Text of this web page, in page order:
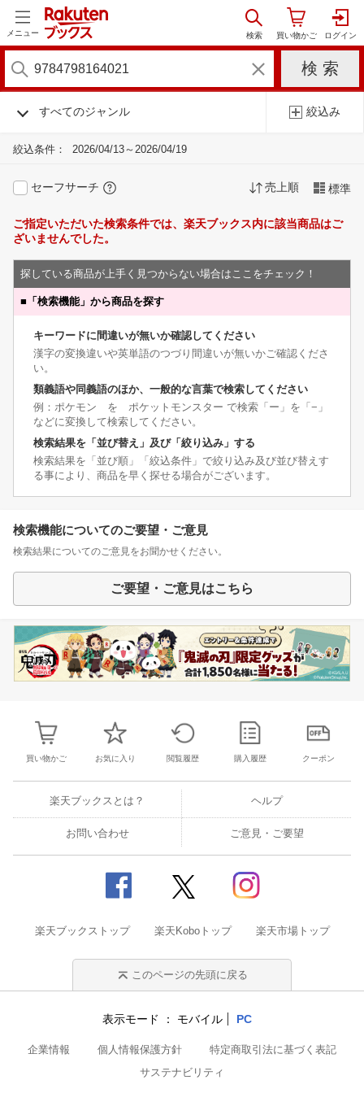
メニュー
すべてのジャンル 絞込み
絞込条件： 2026/04/13～2026/04/19
セーフサーチ 売上順 標準
ご指定いただいた検索条件では、楽天ブックス内に該当商品はご
ざいませんでした。
探している商品が上手く見つからない場合はここをチェック！
■ 「検索機能」から商品を探す
キーワードに間違いが無いか確認してください
漢字の変換違いや英単語のつづり間違いが無いかご確認くださ
い。
類義語や同義語のほか、一般的な言葉で検索してください
例：ポケモン を ポケットモンスター で検索「ー」を「−」
などに変換して検索してください。
検索結果を「並び替え」及び「絞り込み」する
検索結果を「並び順」「絞込条件」で絞り込み及び並び替えす
る事により、商品を早く探せる場合がございます。
検索機能についてのご要望・ご意見
検索結果についてのご意見をお聞かせください。
ご要望・ご意見はこちら
買い物かご お気に入り 閲覧履歴 購入履歴 クーポン
楽天ブックスとは？ ヘルプ
お問い合わせ ご意見・ご要望
楽天ブックストップ 楽天Koboトップ 楽天市場トップ
このページの先頭に戻る
表示モード モバイル PC
企業情報 個人情報保護方針
特定商取引法に基づく表記
サステナビリティ